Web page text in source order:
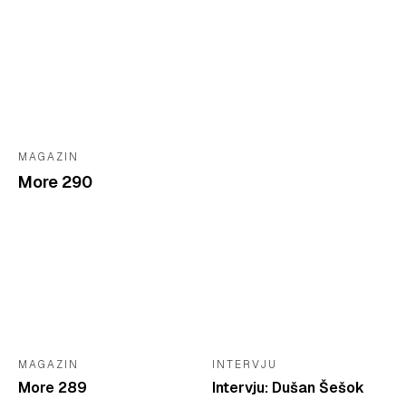
MAGAZIN
More 290
MAGAZIN
More 289
INTERVJU
Intervju: Dušan Šešok